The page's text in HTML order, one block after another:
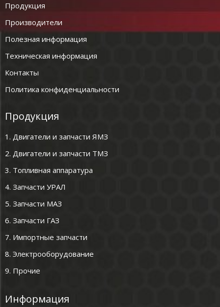
Продукция
Производители
Полезная информация
Техническая информация
Контакты
Политика конфиденциальности
Продукция
1. Двигатели и запчасти ЯМЗ
2. Двигатели и запчасти ТМЗ
3. Топливная аппаратура
4. Запчасти УРАЛ
5. Запчасти МАЗ
6. Запчасти ГАЗ
7. Импортные запчасти
8. Электрооборудование
9. Прочие
Информация